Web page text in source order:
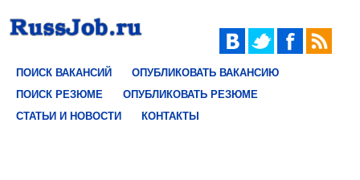
ПОИСК ВАКАНСИЙ
ОПУБЛИКОВАТЬ ВАКАНСИЮ
ПОИСК РЕЗЮМЕ
ОПУБЛИКОВАТЬ РЕЗЮМЕ
СТАТЬИ И НОВОСТИ
КОНТАКТЫ